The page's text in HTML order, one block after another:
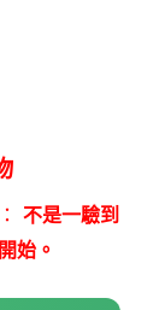
不是一驗到
始。